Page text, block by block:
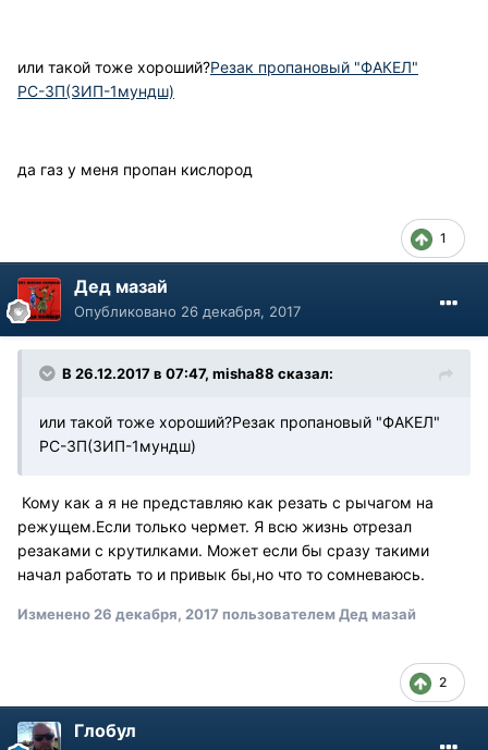
или такой тоже хороший?Резак пропановый "ФАКЕЛ"
РС-3П(ЗИП-1мундш)
да газ у меня пропан кислород
1
Дед мазай
Опубликовано 26 декабря, 2017
В 26.12.2017 в 07:47, misha88 сказал:
или такой тоже хороший?Резак пропановый "ФАКЕЛ"
РС-3П(ЗИП-1мундш)
Кому как а я не представляю как резать с рычагом на
режущем.Если только чермет. Я всю жизнь отрезал
резаками с крутилками. Может если бы сразу такими
начал работать то и привык бы,но что то сомневаюсь.
Изменено26 декабря, 2017 пользователем Дед мазай
2
Глобул